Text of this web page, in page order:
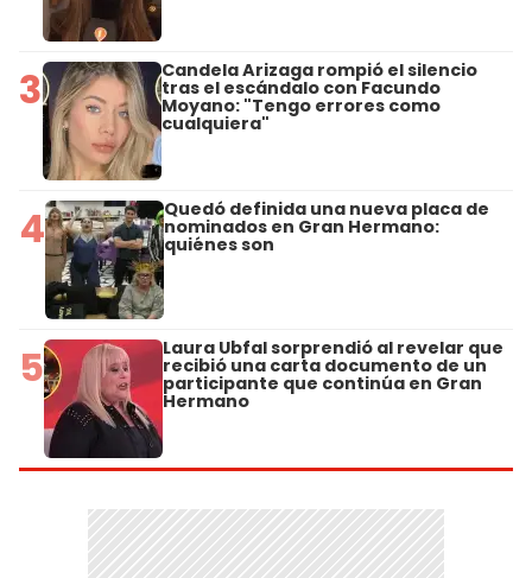
3 Candela Arizaga rompió el silencio
tras el escándalo con Facundo
Moyano: "Tengo errores como
cualquiera"
4 Quedó definida una nueva placa de
nominados en Gran Hermano:
quiénes son
5 Laura Ubfal sorprendió al revelar que
recibió una carta documento de un
participante que continúa en Gran
Hermano